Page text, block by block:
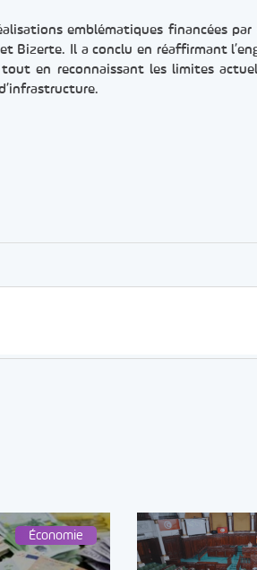
emblématiques financées par
Bizerte. Il a conclu en réaffirmant
en reconnaissant les limites
Économie